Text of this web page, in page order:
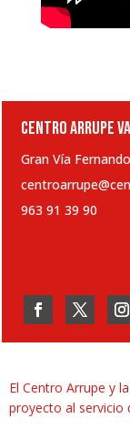
CENTRO ARRUPE
Gran Vía
963 91 39 90
El Centro Arrupe y
proyecto al servicio